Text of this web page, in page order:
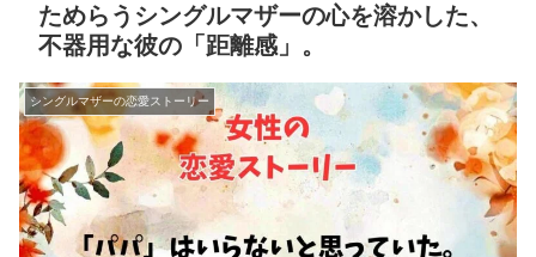
ためらうシングルマザーの心を溶かした、
不器用な彼の「距離感」。
シングルマザーの恋愛ストーリー